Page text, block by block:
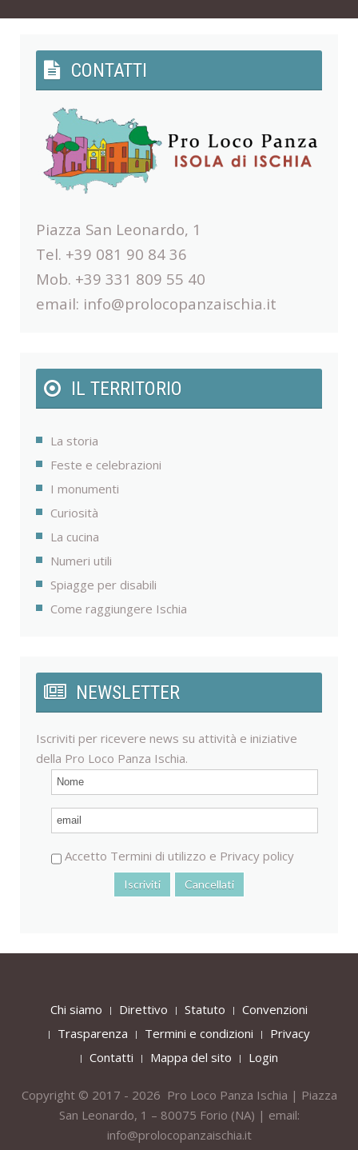
CONTATTI
Piazza San Leonardo, 1
Tel. +39 081 90 84 36
Mob. +39 331 809 55 40
email: info@prolocopanzaischia.it
IL TERRITORIO
La storia
Feste e celebrazioni
I monumenti
Curiosità
La cucina
Numeri utili
Spiagge per disabili
Come raggiungere Ischia
NEWSLETTER
Iscriviti per ricevere news su attività e iniziative
della Pro Loco Panza Ischia.
Accetto Termini di utilizzo e Privacy policy
Chi siamo Direttivo Statuto
Convenzioni
Trasparenza
Termini e condizioni
Privacy
Contatti
Mappa del sito Login
Copyright © 2017 - 2026 Pro Loco Panza Ischia | Piazza
San Leonardo, 1 – 80075 Forio (NA) | email:
info@prolocopanzaischia.it